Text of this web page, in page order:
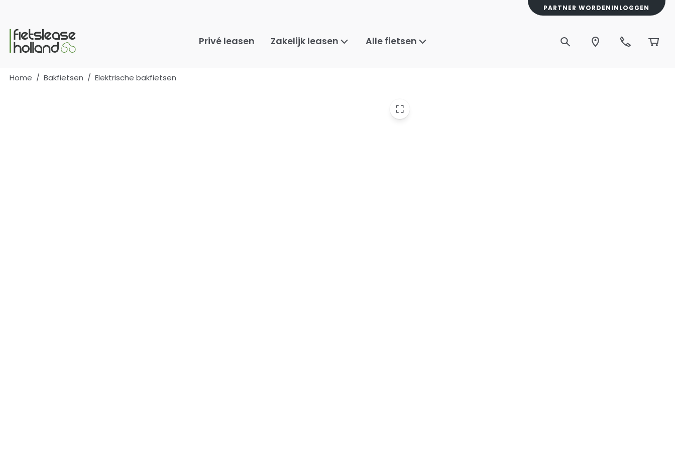
PARTNER WORDENINLOGGEN
Privé leasen Zakelijk leasen Alle fietsen
Home / Bakfietsen / Elektrische bakfietsen